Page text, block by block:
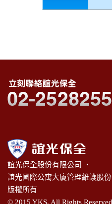
誼光保全股份有限公司 ‧
誼光國際公寓大廈管理維護股份
版權所有
© 2015 YKS. All Rights